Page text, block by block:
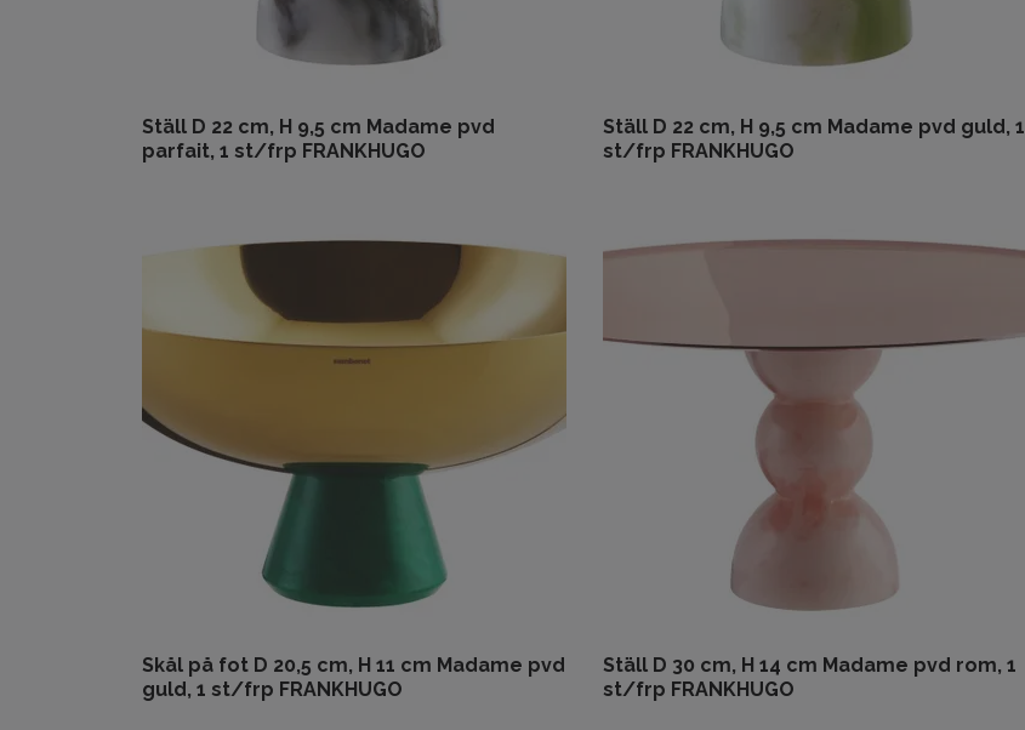
Ställ D 22 cm, H 9,5 cm Madame pvd
parfait, 1 st/frp FRANKHUGO
Ställ D 22 cm, H 9,5 cm Madame pvd guld, 1
st/frp FRANKHUGO
Skål på fot D 20,5 cm, H 11 cm Madame pvd
guld, 1 st/frp FRANKHUGO
Ställ D 30 cm, H 14 cm Madame pvd rom, 1
st/frp FRANKHUGO